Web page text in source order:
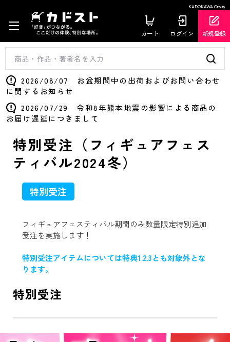
KADOKAWA Group
カート ログイン 新規登録
2026/08/07 お盆期間中の出荷およびお問い合わせ
に関するお知らせ
2026/07/29 令和8年熊本地震の影響による商品の
お届け遅延につきまして
特別受注（フィギュアフェス
ティバル2024冬）
特別受注
フィギュアフェスティバル期間のみ数量限定特別追加
受注を実施します！
特別受注アイテムについては特典1.2.3とも対象外とな
ります。
特別受注